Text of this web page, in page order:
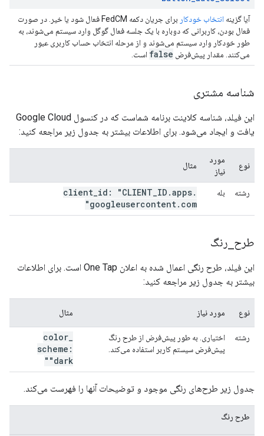
آیا گزینه انتخاب خودکار
برای جریان دکمه FedCM فعال شود یا خیر. در صورت
فعال بودن، کاربرانی که دوباره با یک جلسه فعال گوگل وارد سیستم می‌شوند، به
طور خودکار وارد سیستم می‌شوند و از مرحله انتخاب حساب کاربری عبور
می‌کنند. مقدار پیش‌فرض false است.
شناسه مشتری
این فیلد، شناسه کلاینت برنامه شماست که در کنسول Google Cloud
یافت و ایجاد می‌شود. برای اطلاعات بیشتر به جدول زیر مراجعه کنید:
نوع
مورد
نیاز
مثال
رشته بله client id: "CLIENT ID .apps.
googleusercontent. com"
طرح رنگ
این فیلد، طرح رنگی اعمال شده به اعلان One Tap است. برای اطلاعات
بیشتر به جدول زیر مراجعه کنید:
نوع مورد نیاز مثال
رشته
اختیاری. به طور پیش‌فرض از طرح رنگ
پیش‌فرض سیستم کاربر استفاده می‌کند.
color
scheme:
"dark"
جدول زیر طرح‌های رنگی موجود و توضیحات آنها را فهرست می‌کند.
طرح رنگ